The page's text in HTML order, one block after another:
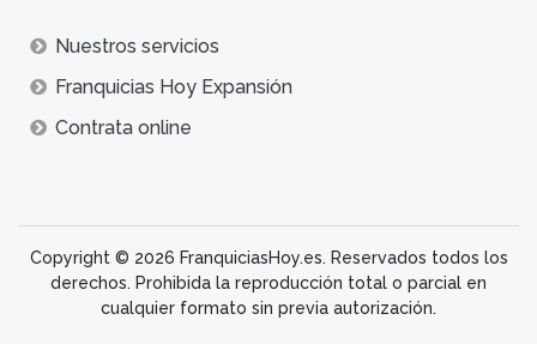
Nuestros servicios
Franquicias Hoy Expansión
Contrata online
Copyright © 2026 FranquiciasHoy.es. Reservados todos los
derechos. Prohibida la reproducción total o parcial en
cualquier formato sin previa autorización.